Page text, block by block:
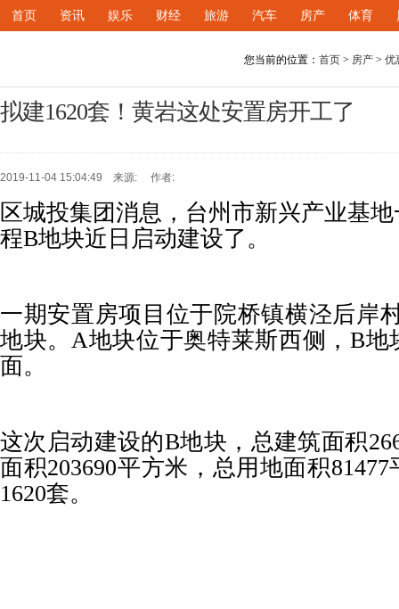
首页 资讯 娱乐 财经 旅游 汽车 房产 体育
您当前的位置： 首页 > 房产 > 优
拟建1620套！黄岩这处安置房开工了
2019-11-04 15:04:49 来源: 作者:
区城投集团消息，台州市新兴产业基
程B地块近日启动建设了。
一期安置房项目位于院桥镇横泾后岸
地块。A地块位于奥特莱斯西侧，B地
面。
这次启动建设的B地块，总建筑面积
面积203690平方米，总用地面积
1620套。